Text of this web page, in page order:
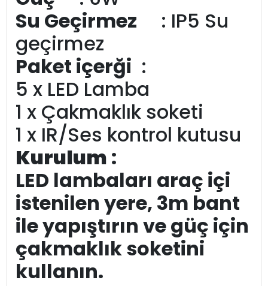
Su Geçirmez : IP5 Su
geçirmez
Paket içerği :
5 x LED Lamba
1 x Çakmaklık soketi
1 x IR/Ses kontrol kutusu
Kurulum :
LED lambaları araç içi
istenilen yere, 3m bant
ile yapıştırın ve güç için
çakmaklık soketini
kullanın.